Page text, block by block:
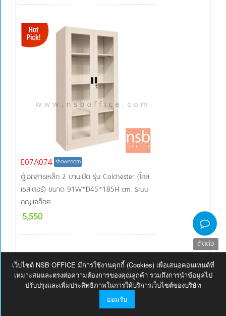
เว็บไซต์ NSB OFFICE มีการใช้งานคุกกี้ (Cookies) เพื่อเสนอคอนเทนต์ที่
เหมาะสมและตรงต่อความต้องการของคุณลูกค้า รวมถึงการนำข้อมูลไป
ปรับปรุงและเพิ่มประสิทธิภาพในการให้บริการเว็บไซต์ของบริษัท
ยอมรับ
ติดต่อ
E07A074 showroom
ตู้เอกสารเหล็ก 2 บานเปิด รุ่น Colchester (โคล
เชสเตอร์) ขนาด 91W*D45*185H cm. ระบบ
กุญแจล็อค
5,550